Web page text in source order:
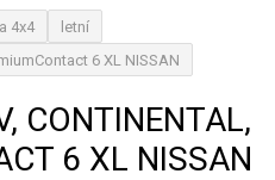
4x4
letní
6 XL NISSAN
CONTINENTAL,
6 XL NISSAN